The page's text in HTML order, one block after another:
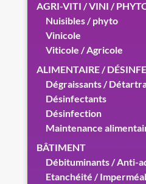
AGRI-VITI / VINI /
Nuisibles / phyto
Vinicole
Viticole / Agricole
ALIMENTAIRE /
Dégraissants /
Désinfectants
Désinfection
Maintenance
BÂTIMENT
Débituminants / Anti-
Etanchéité /